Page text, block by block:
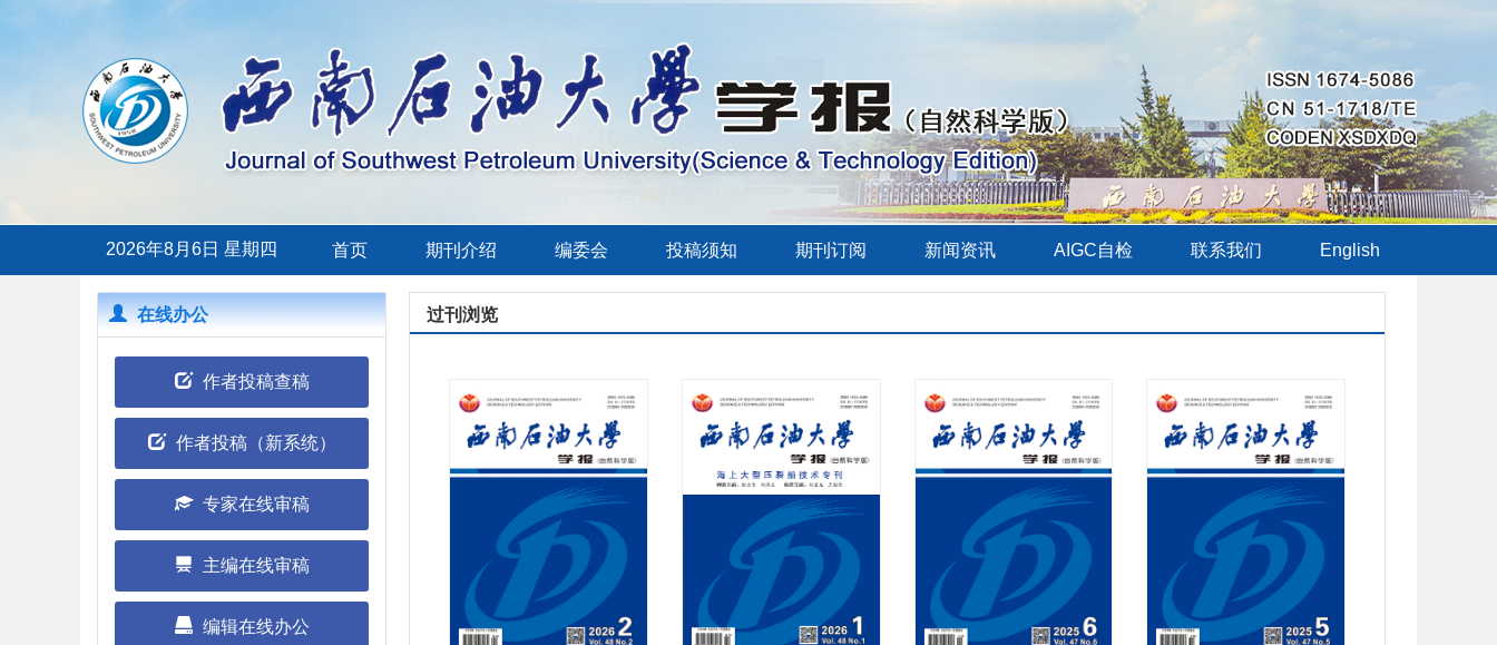
2026年8月6日 星期四 首页 期刊介绍 编委会 投稿须知 期刊订阅 新闻资讯 AIGC自检 联系我们 English
在线办公
作者投稿查稿
作者投稿（新系统）
专家在线审稿
主编在线审稿
编辑在线办公
过刊浏览